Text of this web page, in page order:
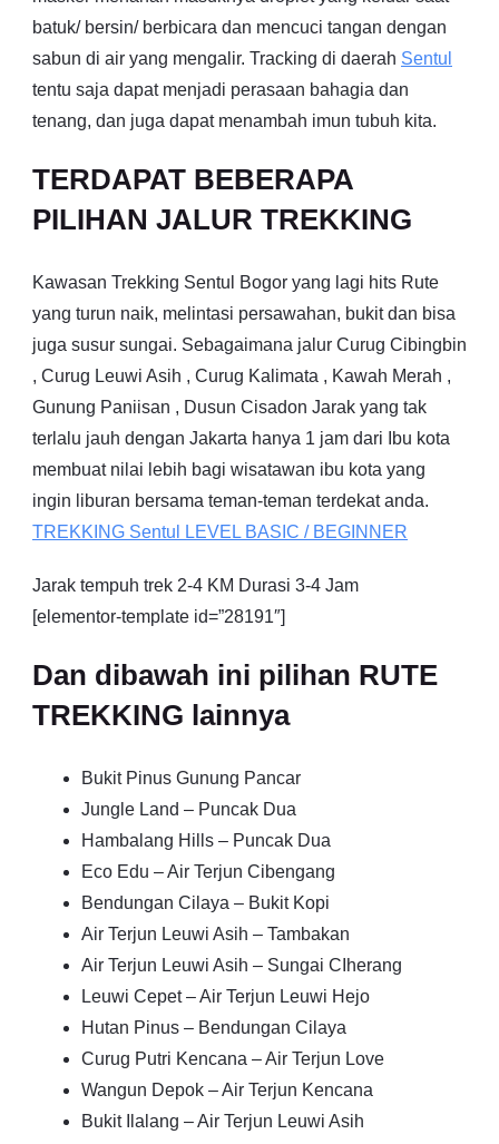
batuk/ bersin/ berbicara dan mencuci tangan dengan
sabun di air yang mengalir. Tracking di daerah Sentul
tentu saja dapat menjadi perasaan bahagia dan
tenang, dan juga dapat menambah imun tubuh kita.
TERDAPAT BEBERAPA
PILIHAN JALUR TREKKING
Kawasan Trekking Sentul Bogor yang lagi hits Rute
yang turun naik, melintasi persawahan, bukit dan bisa
juga susur sungai. Sebagaimana jalur Curug Cibingbin
, Curug Leuwi Asih , Curug Kalimata , Kawah Merah ,
Gunung Paniisan , Dusun Cisadon Jarak yang tak
terlalu jauh dengan Jakarta hanya 1 jam dari Ibu kota
membuat nilai lebih bagi wisatawan ibu kota yang
ingin liburan bersama teman-teman terdekat anda.
TREKKING Sentul LEVEL BASIC / BEGINNER
Jarak tempuh trek 2-4 KM Durasi 3-4 Jam
[elementor-template id=”28191″]
Dan dibawah ini pilihan RUTE
TREKKING lainnya
Bukit Pinus Gunung Pancar
Jungle Land – Puncak Dua
Hambalang Hills – Puncak Dua
Eco Edu – Air Terjun Cibengang
Bendungan Cilaya – Bukit Kopi
Air Terjun Leuwi Asih – Tambakan
Air Terjun Leuwi Asih – Sungai CIherang
Leuwi Cepet – Air Terjun Leuwi Hejo
Hutan Pinus – Bendungan Cilaya
Curug Putri Kencana – Air Terjun Love
Wangun Depok – Air Terjun Kencana
Bukit Ilalang – Air Terjun Leuwi Asih